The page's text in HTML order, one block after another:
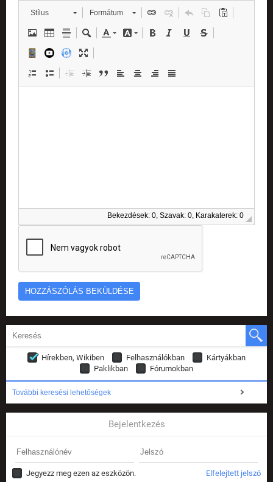
Stílus Formátum
Bekezdések: 0, Szavak: 0, Karakaterek: 0
Hírekben, Wikiben Felhasználókban
Kártyákban
Paklikban
Fórumokban
További keresési lehetőségek
Bejelentkezés
Jegyezz meg ezen az eszközön. Elfelejtett jelszó